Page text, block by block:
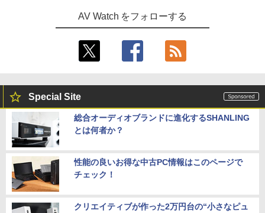
AV Watch をフォローする
Special Site
総合オーディオブランドに進化するSHANLING
とは何者か？
性能の良いお得な中古PC情報はこのページで
チェック！
クリエイティブが作った2万円台の“小さなピュ